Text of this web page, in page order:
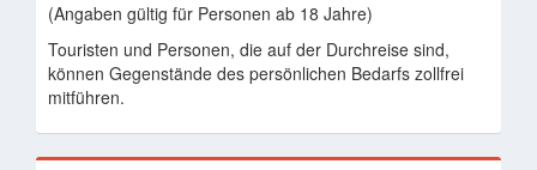
(Angaben gültig für Personen ab 18 Jahre)
Touristen und Personen, die auf der Durchreise sind,
können Gegenstände des persönlichen Bedarfs zollfrei
mitführen.